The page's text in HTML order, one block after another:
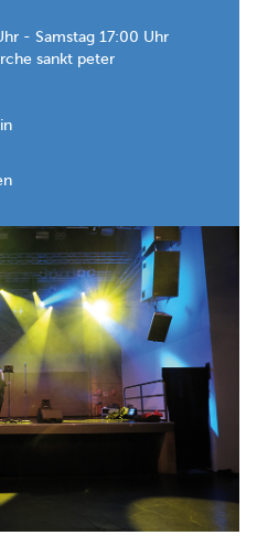
- Samstag 17:00 Uhr
sankt peter